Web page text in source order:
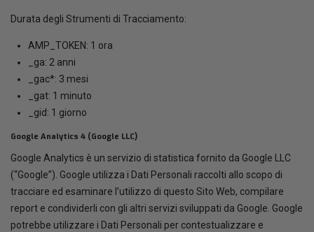
Durata degli Strumenti di Tracciamento:
AMP_TOKEN: 1 ora
_ga: 2 anni
_gac*: 3 mesi
_gat: 1 minuto
_gid: 1 giorno
Google Analytics 4 (Google LLC)
Google Analytics è un servizio di statistica fornito da Google LLC
(“Google”). Google utilizza i Dati Personali raccolti allo scopo di
tracciare ed esaminare l’utilizzo di questo Sito Web, compilare
report e condividerli con gli altri servizi sviluppati da Google. Google
potrebbe utilizzare i Dati Personali per contestualizzare e